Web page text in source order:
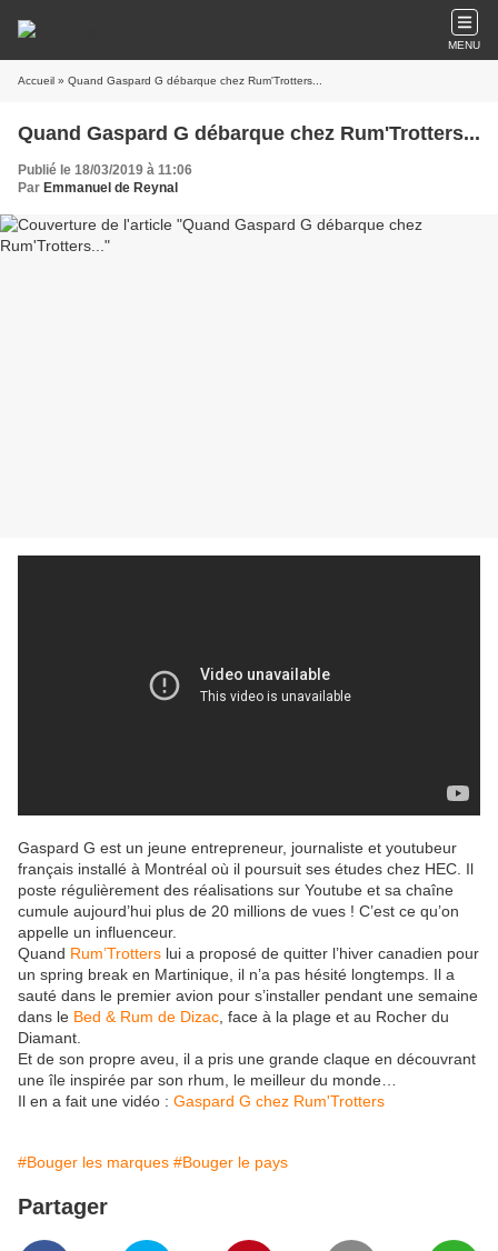
MENU
Accueil » Quand Gaspard G débarque chez Rum'Trotters...
Quand Gaspard G débarque chez Rum'Trotters...
Publié le 18/03/2019 à 11:06
Par Emmanuel de Reynal
Gaspard G est un jeune entrepreneur, journaliste et youtubeur
français installé à Montréal où il poursuit ses études chez HEC. Il
poste régulièrement des réalisations sur Youtube et sa chaîne
cumule aujourd’hui plus de 20 millions de vues ! C’est ce qu’on
appelle un influenceur.
Quand Rum’Trotters lui a proposé de quitter l’hiver canadien pour
un spring break en Martinique, il n’a pas hésité longtemps. Il a
sauté dans le premier avion pour s’installer pendant une semaine
dans le Bed & Rum de Dizac , face à la plage et au Rocher du
Diamant.
Et de son propre aveu, il a pris une grande claque en découvrant
une île inspirée par son rhum, le meilleur du monde…
Il en a fait une vidéo : Gaspard G chez Rum'Trotters
#Bouger les marques #Bouger le pays
Partager